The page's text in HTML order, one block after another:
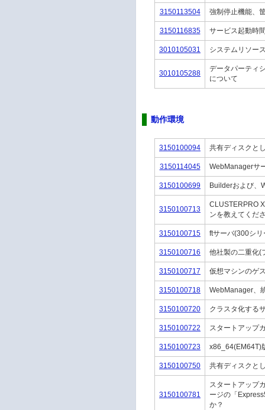
3150113504 強制停止機能、
3150116835 サービス起動時
3010105031 システムリソー
3010105288
データパーティ
について
動作環境
3150100094 共有ディスクと
3150114045 WebManagerサ
3150100699 Builderおよび、
3150100713
CLUSTERPRO
ンを教えてくだ
3150100715 ftサーバ(300シ
3150100716 他社製の二重化(
3150100717 仮想マシンのゲ
3150100718 WebManager、
3150100720 クラスタ化する
3150100722 スタートアップ
3150100723 x86_64(EM64T)
3150100750 共有ディスクと
3150100781
スタートアップ
ージの「
か？